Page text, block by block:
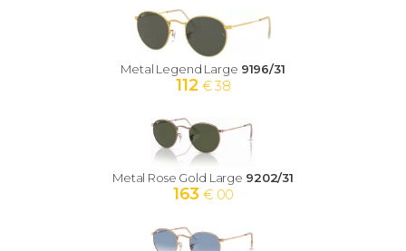
Metal Legend Large 9196/31
112 € 38
Metal Rose Gold Large 9202/31
163 € 00